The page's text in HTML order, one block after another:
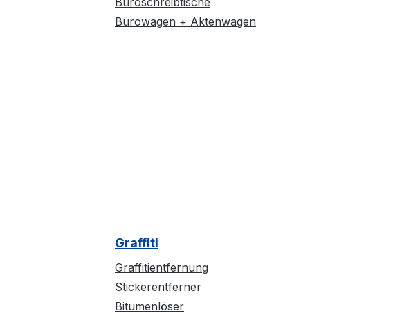
Bürowagen + Aktenwagen
Graffiti
Graffitientfernung
Stickerentferner
Bitumenlöser